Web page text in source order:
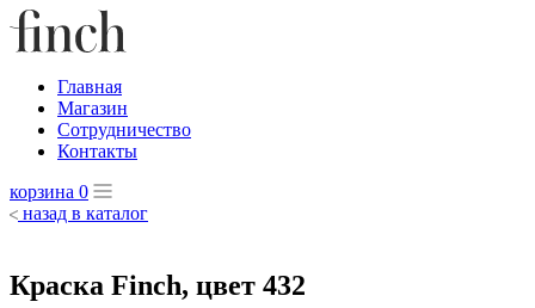
Главная
Магазин
Сотрудничество
Контакты
корзина 0
назад в каталог
Краска Finch, цвет 432